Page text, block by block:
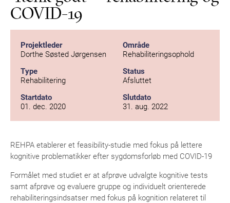
COVID-19
REHPA etablerer et feasibility-studie med fokus på lettere
kognitive problematikker efter sygdomsforløb med COVID-19
Formålet med studiet er at afprøve udvalgte kognitive tests
samt afprøve og evaluere gruppe og individuelt orienterede
rehabiliteringsindsatser med fokus på kognition relateret til
Projektleder
Dorthe Søsted Jørgensen
Område
Rehabiliteringsophold
Type
Rehabilitering
Status
Afsluttet
Startdato
01. dec. 2020
Slutdato
31. aug. 2022